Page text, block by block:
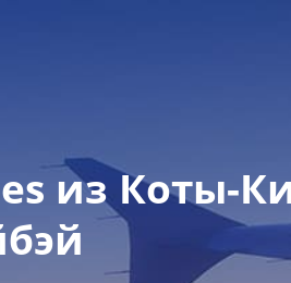
из Коты-